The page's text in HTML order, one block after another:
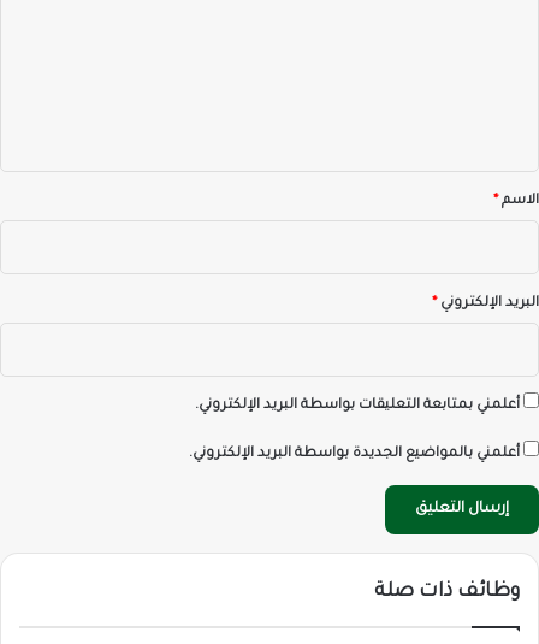
*الاسم*
البريد الإلكتروني*
أعلمني بمتابعة التعليقات بواسطة البريد الإلكتروني.
أعلمني بالمواضيع الجديدة بواسطة البريد الإلكتروني.
وظائف ذات صلة